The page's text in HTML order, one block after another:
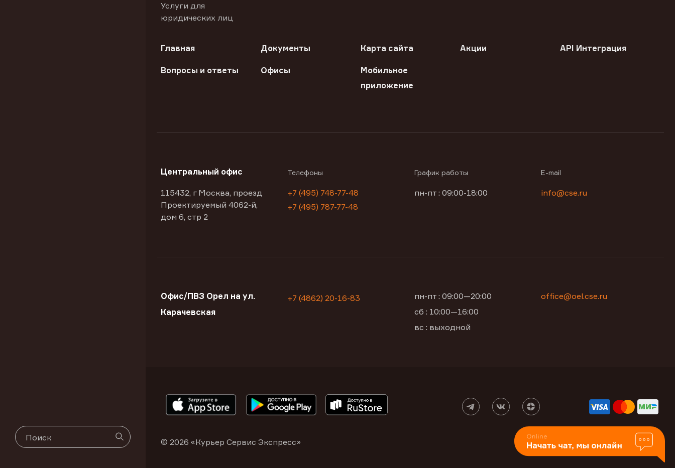
Услуги для
юридических лиц
Главная Документы Карта сайта Акции API Интеграция
Вопросы и ответы Офисы
Мобильное
приложение
Центральный офис
115432, г Москва, проезд
Проектируемый 4062-й,
дом 6, стр 2
Телефоны
+7 (495) 748-77-48
+7 (495) 787-77-48
График работы
пн-пт : 09:00-18:00
E-mail
info@cse.ru
Офис/ПВЗ Орел на ул.
Карачевская
+7 (4862) 20-16-83
пн-пт : 09:00—20:00
сб : 10:00—16:00
вс : выходной
office@oel.cse.ru
© 2026 «Курьер Сервис Экспресс»